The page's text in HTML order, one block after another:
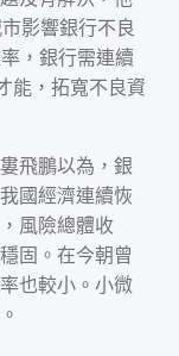
影響銀行不良
，銀行需連續
能，拓寬不良資
飛鵬以為，銀
國經濟連續恢
風險總體收
固。在今朝曾
也較小。小微